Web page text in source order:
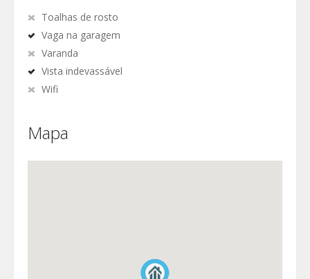
Toalhas de rosto
Vaga na garagem
Varanda
Vista indevassável
Wifi
Mapa